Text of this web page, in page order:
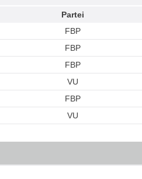
Partei
FBP
FBP
FBP
VU
FBP
VU